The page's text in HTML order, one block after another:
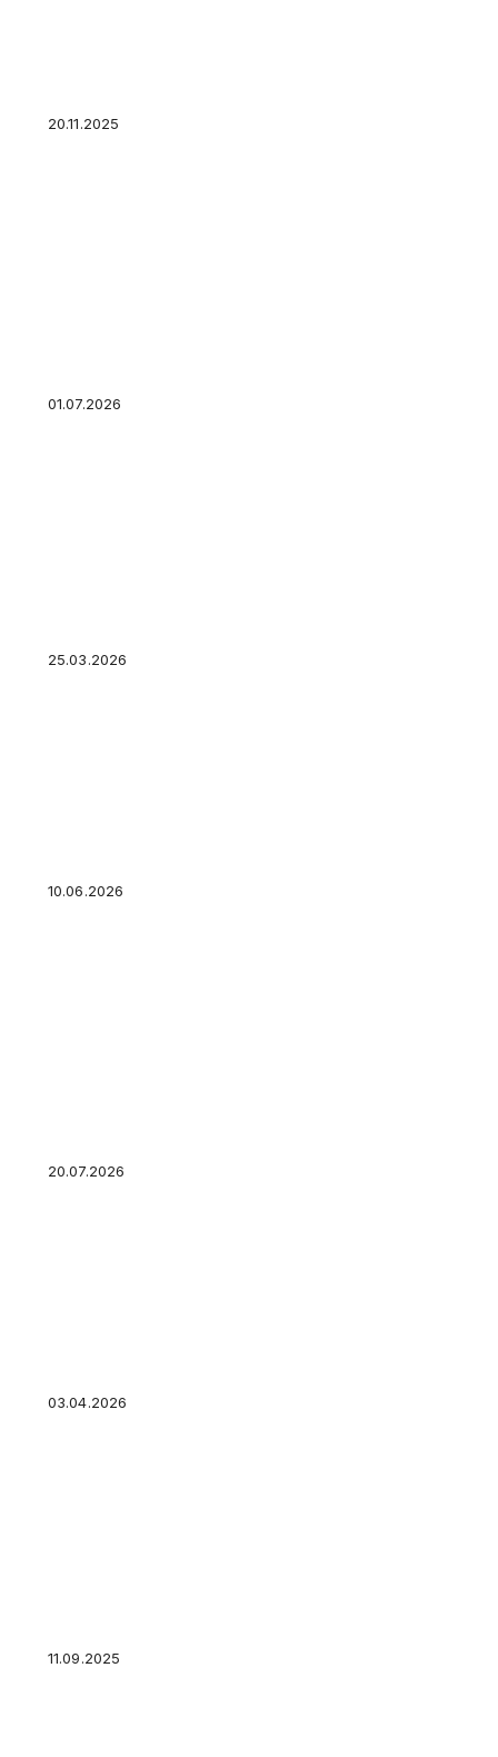
20.11.2025
01.07.2026
25.03.2026
10.06.2026
20.07.2026
03.04.2026
11.09.2025